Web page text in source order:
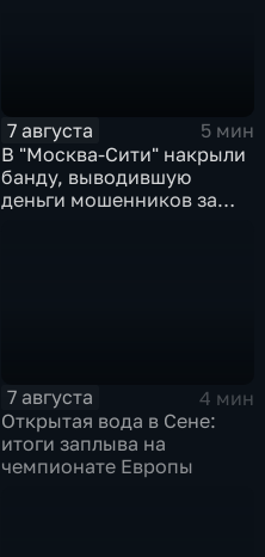
7 августа
5 мин
В "Москва‑Сити" накрыли
банду, выводившую
деньги мошенников за
7 августа
4 мин
Открытая вода в Сене:
итоги заплыва на
чемпионате Европы